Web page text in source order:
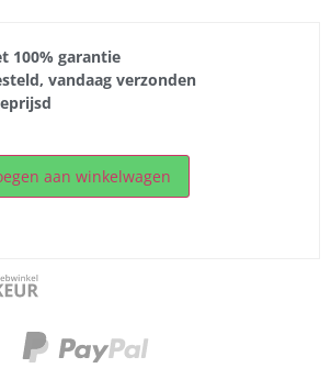
100% garantie
vandaag verzonden
aan winkelwagen